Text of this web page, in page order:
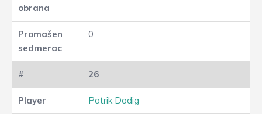
0
26
Patrik Dodig